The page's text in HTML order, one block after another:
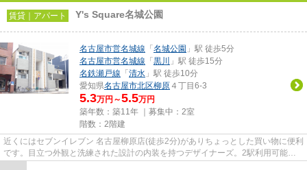
賃貸｜アパート Y's Square名城公園
名古屋市営名城線 「 名城公園 」駅 徒歩5分
名古屋市営名城線 「 黒川
」駅 徒歩15分
名鉄瀬戸線 「 清水 」駅 徒歩10分
愛知県名古屋市北区柳原 ４丁目6-3
5.3万円～5.5万円
築年数：築11年 ｜募集中： 2室
階数：2階建
近くにはセブンイレブン 名古屋柳原店(徒歩2分)がありちょっとした買い物に便利
です。目立つ外観と洗練された設計の内装を持つデザイナーズ。2駅利用可能で